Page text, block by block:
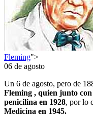
Fleming">
06 de agosto
Un 6 de agosto, pero de
Fleming , quien junto
penicilina en 1928, por lo
Medicina en 1945.